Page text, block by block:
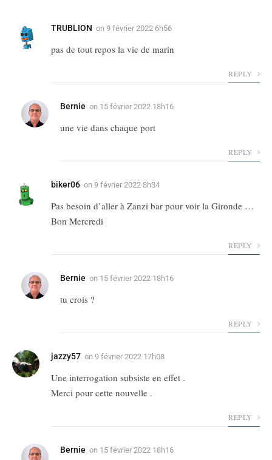
TRUBLION on 9 février 2022 6h56
pas de tout repos la vie de marin
REPLY
Bernie on 15 février 2022 18h16
une vie dans chaque port
REPLY
biker06 on 9 février 2022 8h34
Pas besoin d’aller à Zanzi bar pour voir la Gironde …
Bon Mercredi
REPLY
Bernie on 15 février 2022 18h16
tu crois ?
REPLY
jazzy57 on 9 février 2022 17h08
Une interrogation subsiste en effet .
Merci pour cette nouvelle .
REPLY
Bernie on 15 février 2022 18h16